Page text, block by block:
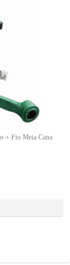
+ Fio Meia Cana